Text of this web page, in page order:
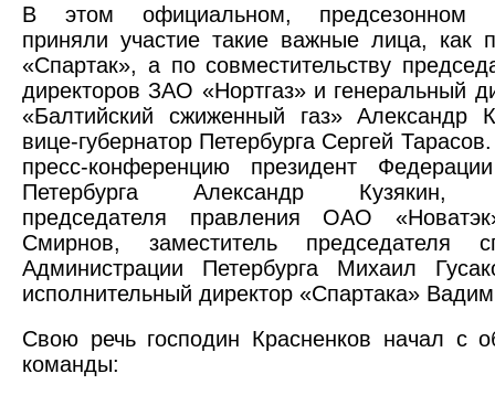
В этом официальном, предсезонном
приняли участие такие важные лица, как
«Спартак», а по совместительству
директоров ЗАО «Нортгаз» и генеральный
«Балтийский сжиженный газ» Александр
вице-губернатор Петербурга Сергей
пресс-конференцию президент
Петербурга Александр Кузякин,
председателя правления ОАО
Смирнов, заместитель председателя
Администрации Петербурга Михаил
исполнительный директор «Спартака»
Свою речь господин Красненков начал с
команды: